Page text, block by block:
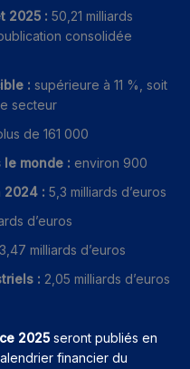
2025 : 50,21 milliards
consolidée
: supérieure à 11 %, soit
secteur
de 161 000
le monde : environ 900
2024 : 5,3 milliards d’euros
d’euros
3,47 milliards d’euros
: 2,05 milliards d’euros
2025 seront publiés en
financier du